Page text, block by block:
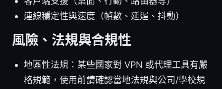
連線穩定性與速度（幀數、延遲、抖動）
風險、法規與合規性
地區性法規：某些國家對 VPN 或代理工具有嚴
格規範，使用前請確認當地法規與公司/學校規